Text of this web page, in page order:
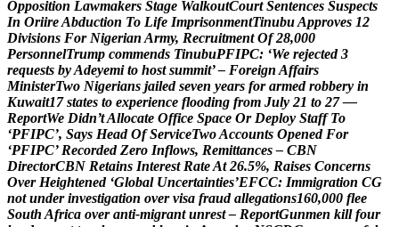
Opposition Lawmakers Stage WalkoutCourt Sentences Suspects
In OriireAbduction To Life ImprisonmentTinubuApproves 12
Divisions For Nigerian Army, Recruitment Of 28,000
PersonnelTrump commends TinubuPFIPC: ‘We rejected 3
requests byAdeyemi to host summit’ – Foreign Affairs
MinisterTwo Nigerians jailed seven years for armed robbery in
Kuwait17 states to experience flooding from July 21 to 27 —
ReportWe Didn’tAllocate Office Space Or Deploy Staff To
‘PFIPC’, Says Head Of ServiceTwoAccounts Opened For
‘PFIPC’ Recorded Zero Inflows, Remittances – CBN
DirectorCBN Retains Interest RateAt 26.5%, Raises Concerns
Over Heightened ‘Global Uncertainties’EFCC: Immigration CG
not under investigation over visa fraud allegations160,000 flee
South Africa over anti-migrant unrest – ReportGunmen kill four